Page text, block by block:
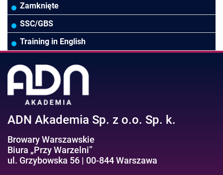
Biura rachunkowe
Ubezpieczenia
Wodociągi/Kanalizacja
Pozostałe branże
Podatki
Pozostałe
HR/Zarządzanie Kapitałem Ludzkim
Prawo pracy
Asystentka/Sekretarka
Efektywność osobista//Wellbeing
Online Power BI/Power Query/Dashboardy
MS 365/SharePoint/Bazy danych
MS Project/Word/PowerPoint
Zamknięte
SSC/GBS
Training in English
ADN Akademia Sp. z o.o. Sp. k.
Browary Warszawskie
Biura „Przy Warzelni”
ul. Grzybowska 56 | 00-844 Warszawa